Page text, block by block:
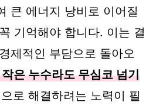
큰 에너지 낭비로 이어질
기억해야 합니다. 이는 결
제적인 부담으로 돌아오
작은 누수라도 무심코 넘기
로 해결하려는 노력이 필